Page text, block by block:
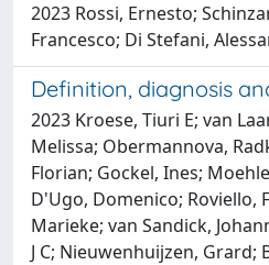
2023 Rossi, Ernesto;
Francesco; Di Stefani,
Definition, diagnosis
2023 Kroese, Tiuri E; van
Melissa; Obermannova,
Florian; Gockel, Ines;
D'Ugo, Domenico; Roviello,
Marieke; van Sandick,
J C; Nieuwenhuijzen,